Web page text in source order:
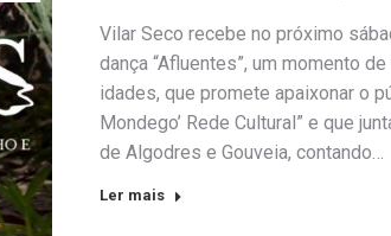
Vilar Seco recebe no próximo
dança “Afluentes”, um momento
idades, que promete apaixonar o
Mondego’ Rede Cultural” e que
de Algodres e Gouveia, contando…
Ler mais